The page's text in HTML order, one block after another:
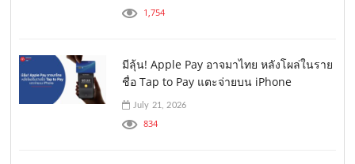
1,754
มีลุ้น! Apple Pay อาจมาไทย หลังโผล่ในราย
ชื่อ Tap to Pay แตะจ่ายบน iPhone
July 21, 2026
834